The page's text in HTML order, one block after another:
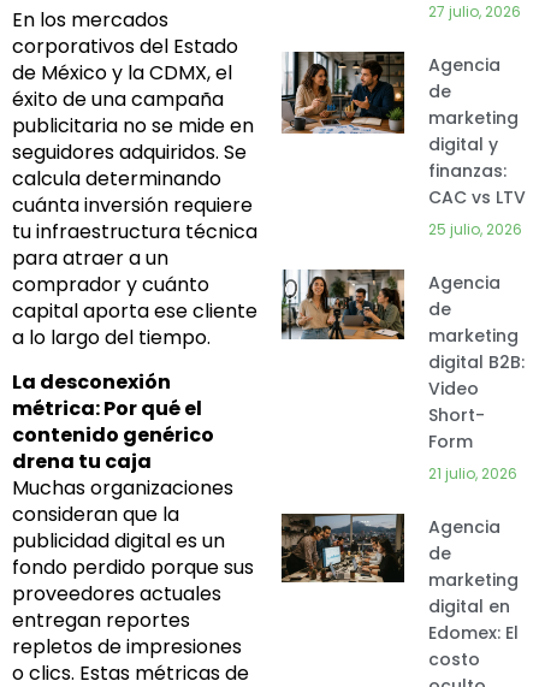
En los mercados
corporativos del Estado
de México y la CDMX, el
éxito de una campaña
publicitaria no se mide en
seguidores adquiridos. Se
calcula determinando
cuánta inversión requiere
tu infraestructura técnica
para atraer a un
comprador y cuánto
capital aporta ese cliente
a lo largo del tiempo.
La desconexión
métrica: Por qué el
contenido genérico
drena tu caja
Muchas organizaciones
consideran que la
publicidad digital es un
fondo perdido porque sus
proveedores actuales
entregan reportes
repletos de impresiones
o clics. Estas métricas de
27 julio, 2026
Agencia
de
marketing
digital y
finanzas:
CAC vs LTV
25 julio, 2026
Agencia
de
marketing
digital B2B:
Video
Short-
Form
21 julio, 2026
Agencia
de
marketing
digital en
Edomex: El
costo